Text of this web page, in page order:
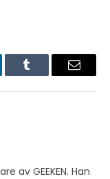
Tumblr Email
av GEEKEN. Han